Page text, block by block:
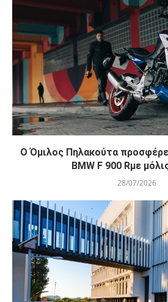
O Όμιλος Πηλακούτα
BMW F 900 Rμε
28/07/2026